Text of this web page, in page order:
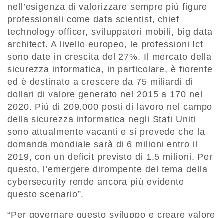
nell’esigenza di valorizzare sempre più figure
professionali come data scientist, chief
technology officer, sviluppatori mobili, big data
architect. A livello europeo, le professioni Ict
sono date in crescita del 27%. Il mercato della
sicurezza informatica, in particolare, è fiorente
ed è destinato a crescere da 75 miliardi di
dollari di valore generato nel 2015 a 170 nel
2020. Più di 209.000 posti di lavoro nel campo
della sicurezza informatica negli Stati Uniti
sono attualmente vacanti e si prevede che la
domanda mondiale sarà di 6 milioni entro il
2019, con un deficit previsto di 1,5 milioni. Per
questo, l’emergere dirompente del tema della
cybersecurity rende ancora più evidente
questo scenario”.
“Per governare questo sviluppo e creare valore